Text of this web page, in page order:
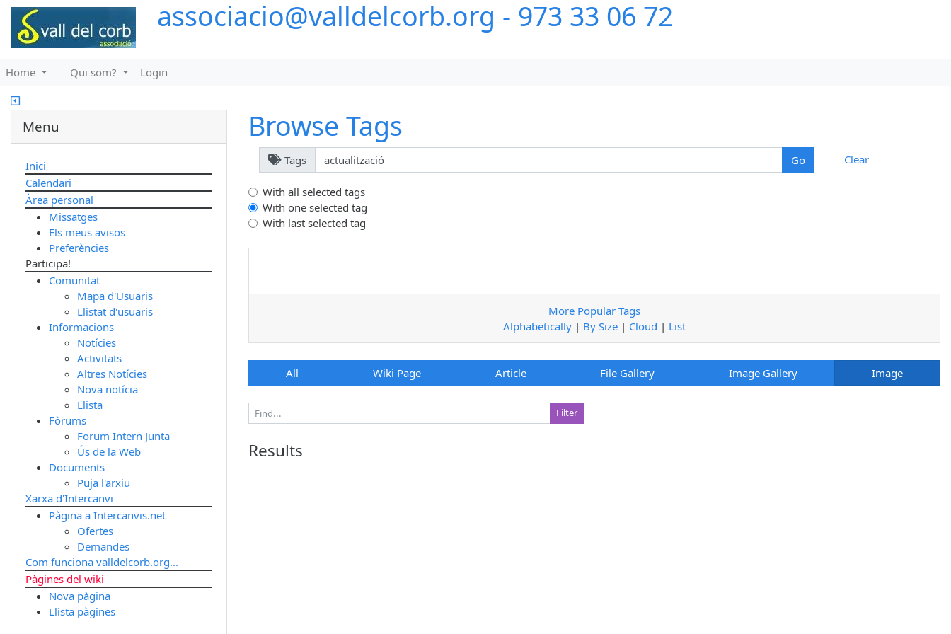
associacio@valldelcorb.org - 973 33 06 72
Home Qui som? Login
Browse Tags
Tags Clear
With all selected tags
With one selected tag
With last selected tag
More Popular Tags
Alphabetically | By Size | Cloud | List
All Wiki Page Article File Gallery Image Gallery Image
Results
Menu
Inici
Calendari
Àrea personal
Missatges
Els meus avisos
Preferències
Participa!
Comunitat
Mapa d'Usuaris
Llistat d'usuaris
Informacions
Notícies
Activitats
Altres Notícies
Nova notícia
Llista
Fòrums
Forum Intern Junta
Ús de la Web
Documents
Puja l'arxiu
Xarxa d'Intercanvi
Pàgina a Intercanvis.net
Ofertes
Demandes
Com funciona valldelcorb.org...
Pàgines del wiki
Nova pàgina
Llista pàgines